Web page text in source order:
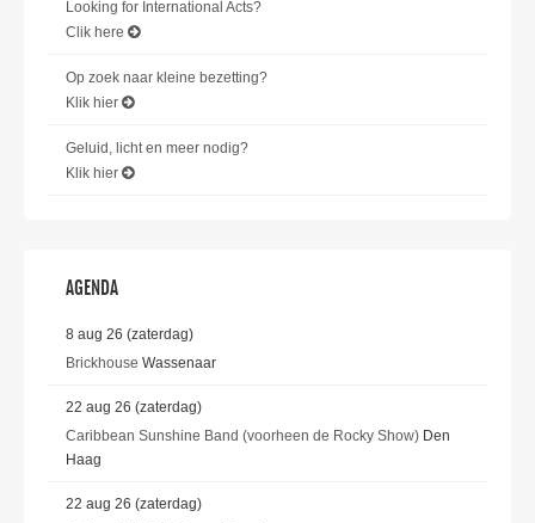
Looking for International Acts?
Clik here
Op zoek naar kleine bezetting?
Klik hier
Geluid, licht en meer nodig?
Klik hier
AGENDA
8 aug 26 (zaterdag)
Brickhouse Wassenaar
22 aug 26 (zaterdag)
Caribbean Sunshine Band (voorheen de Rocky Show) Den
Haag
22 aug 26 (zaterdag)